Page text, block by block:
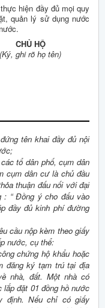
hiện đầy đủ mọi quy
quản lý sử dụng nước
CHỦ HỘ
(Ký, ghi rõ họ tên)
tên khai đầy đủ nội
tổ dân phố, cụm dân
cụm dân cư là chủ đầu
thuận đấu nối với đại
: “ Đồng ý cho đấu vào
đầy đủ kinh phí đường
cầu nộp kèm theo giấy
nước, cụ thể:
chứng hộ khẩu hoặc
đăng ký tạm trú tại địa
nhà, đất. Một nhà có
lắp đặt 01 đồng hồ nước
định. Nếu chỉ có giấy